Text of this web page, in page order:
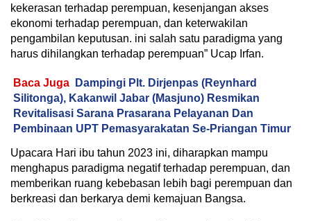
kekerasan terhadap perempuan, kesenjangan akses
ekonomi terhadap perempuan, dan keterwakilan
pengambilan keputusan. ini salah satu paradigma yang
harus dihilangkan terhadap perempuan” Ucap Irfan.
Baca Juga
Dampingi Plt. Dirjenpas (Reynhard
Silitonga), Kakanwil Jabar (Masjuno) Resmikan
Revitalisasi Sarana Prasarana Pelayanan Dan
Pembinaan UPT Pemasyarakatan Se-Priangan Timur
Upacara Hari ibu tahun 2023 ini, diharapkan mampu
menghapus paradigma negatif terhadap perempuan, dan
memberikan ruang kebebasan lebih bagi perempuan dan
berkreasi dan berkarya demi kemajuan Bangsa.